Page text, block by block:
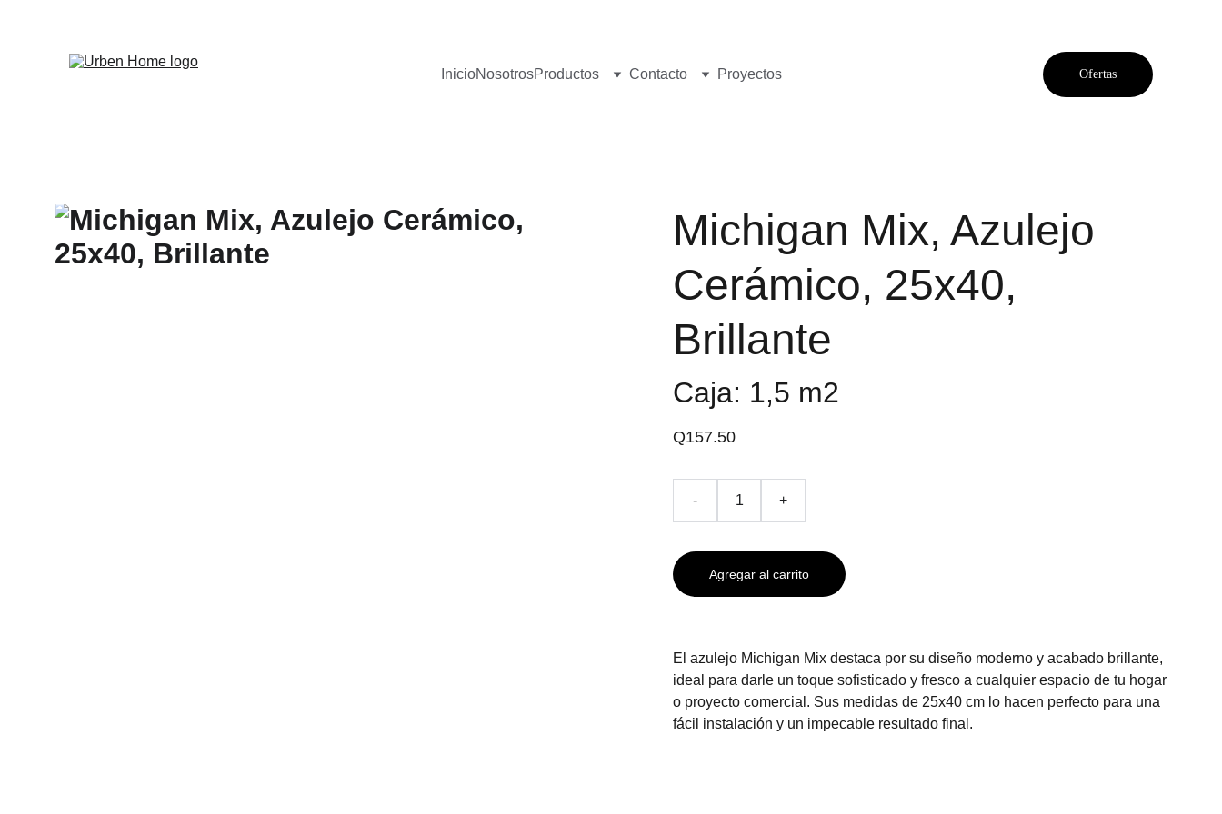
InicioNosotrosProductos Contacto Proyectos Ofertas
Michigan Mix, Azulejo
Cerámico, 25x40,
Brillante
Caja: 1,5 m2
Q157.50
- +
Agregar al carrito
El azulejo Michigan Mix destaca por su diseño moderno y acabado brillante,
ideal para darle un toque sofisticado y fresco a cualquier espacio de tu hogar
o proyecto comercial. Sus medidas de 25x40 cm lo hacen perfecto para una
fácil instalación y un impecable resultado final.